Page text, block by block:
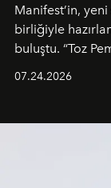
Manifest’in, yeni
birliğiyle
buluştu. “Toz
unsurlarından
07.24.2026